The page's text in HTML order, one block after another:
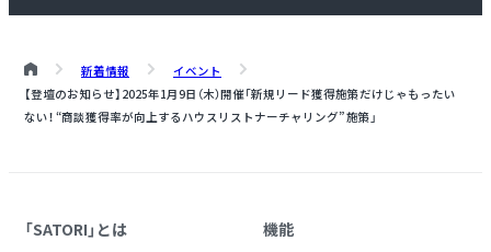
新着情報
イベント
【登壇のお知らせ】2025年1月9日（木）開催「新規リード獲得施策だけじゃもったい
ない！ “商談獲得率が向上するハウスリストナーチャリング” 施策」
「SATORI」とは 機能